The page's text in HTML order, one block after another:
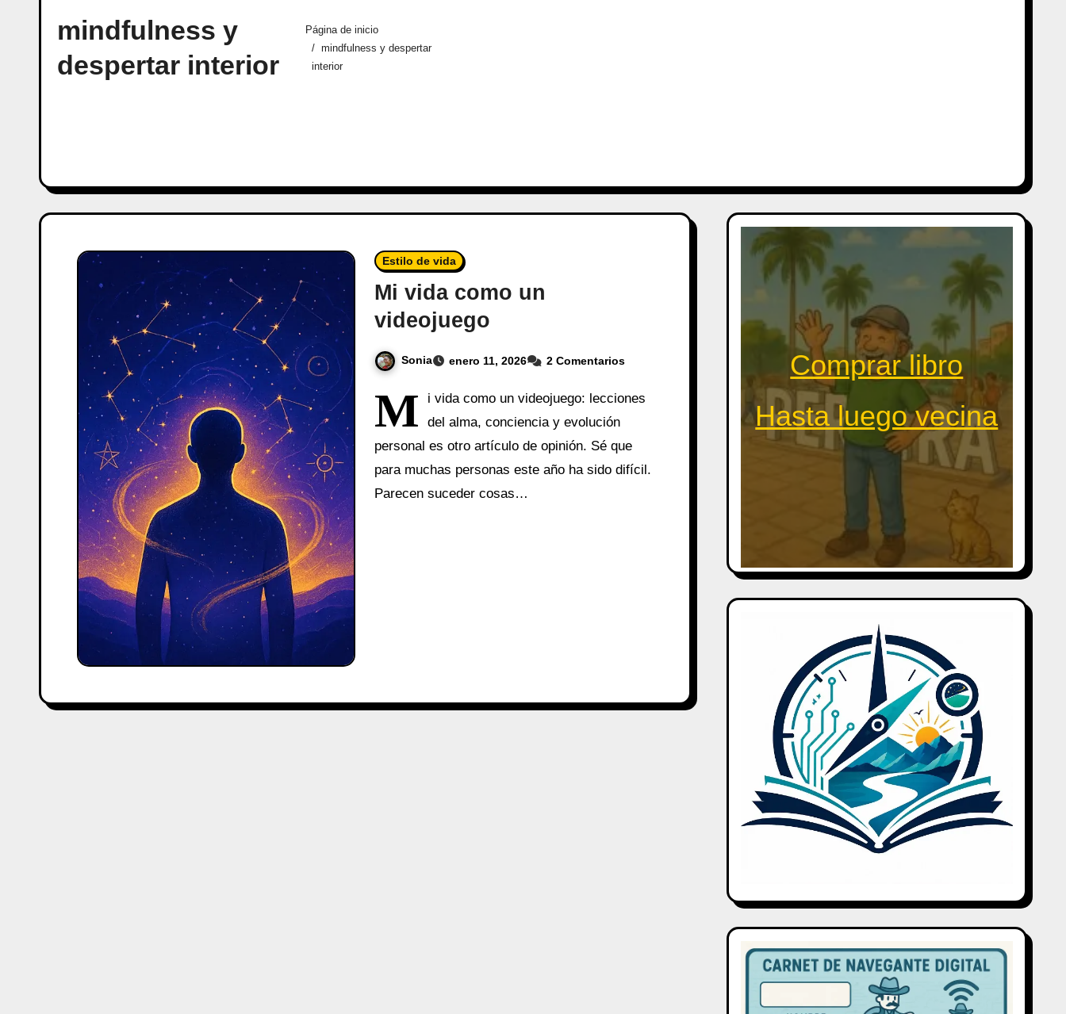
mindfulness y
despertar interior
Página de inicio
mindfulness y despertar
interior
Estilo de vida
Mi vida como un
videojuego
Sonia enero 11, 2026 2 Comentarios
M
i vida como un videojuego: lecciones
del alma, conciencia y evolución
personal es otro artículo de opinión. Sé que
para muchas personas este año ha sido difícil.
Parecen suceder cosas…
Comprar libro
Hasta luego vecina